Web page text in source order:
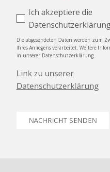
Ich akzeptiere die
Die abgesendeten Daten werden zum
Ihres Anliegens verarbeitet. Weitere
in unserer Datenschutzerklärung.
Link zu unserer
Datenschutzerklärung
NACHRICHT SENDEN